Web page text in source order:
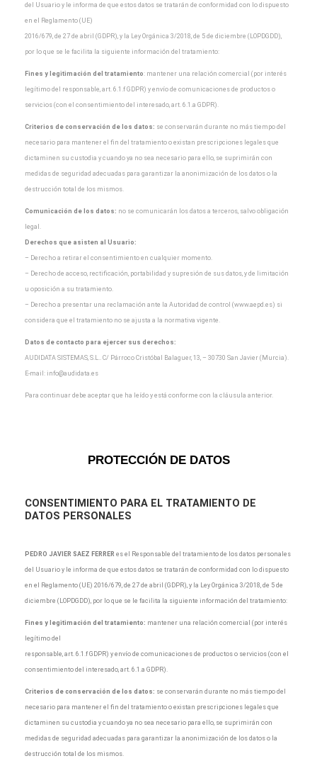
del Usuario y le informa de que estos datos se tratarán de conformidad con lo dispuesto
en el Reglamento (UE)
2016/679, de 27 de abril (GDPR), y la Ley Orgánica 3/2018, de 5 de diciembre (LOPDGDD),
por lo que se le facilita la siguiente información del tratamiento:
Fines y legitimación del tratamiento : mantener una relación comercial (por interés
legítimo del responsable, art. 6.1.f GDPR) y envío de comunicaciones de productos o
servicios (con el consentimiento del interesado, art. 6.1.a GDPR).
Criterios de conservación de los datos: se conservarán durante no más tiempo del
necesario para mantener el fin del tratamiento o existan prescripciones legales que
dictaminen su custodia y cuando ya no sea necesario para ello, se suprimirán con
medidas de seguridad adecuadas para garantizar la anonimización de los datos o la
destrucción total de los mismos.
Comunicación de los datos: no se comunicarán los datos a terceros, salvo obligación
legal.
Derechos que asisten al Usuario:
– Derecho a retirar el consentimiento en cualquier momento.
– Derecho de acceso, rectificación, portabilidad y supresión de sus datos, y de limitación
u oposición a su tratamiento.
– Derecho a presentar una reclamación ante la Autoridad de control (www.aepd.es) si
considera que el tratamiento no se ajusta a la normativa vigente.
Datos de contacto para ejercer sus derechos:
AUDIDATA SISTEMAS, S.L.. C/ Párroco Cristóbal Balaguer, 13, – 30730 San Javier (Murcia).
E-mail: info@audidata.es
Para continuar debe aceptar que ha leído y está conforme con la cláusula anterior.
PROTECCIÓN DE DATOS
CONSENTIMIENTO PARA EL TRATAMIENTO DE
DATOS PERSONALES
PEDRO JAVIER SAEZ FERRER es el Responsable del tratamiento de los datos personales
del Usuario y le informa de que estos datos se tratarán de conformidad con lo dispuesto
en el Reglamento (UE) 2016/679, de 27 de abril (GDPR), y la Ley Orgánica 3/2018, de 5 de
diciembre (LOPDGDD), por lo que se le facilita la siguiente información del tratamiento:
Fines y legitimación del tratamiento: mantener una relación comercial (por interés
legítimo del
responsable, art. 6.1.f GDPR) y envío de comunicaciones de productos o servicios (con el
consentimiento del interesado, art. 6.1.a GDPR).
Criterios de conservación de los datos: se conservarán durante no más tiempo del
necesario para mantener el fin del tratamiento o existan prescripciones legales que
dictaminen su custodia y cuando ya no sea necesario para ello, se suprimirán con
medidas de seguridad adecuadas para garantizar la anonimización de los datos o la
destrucción total de los mismos.